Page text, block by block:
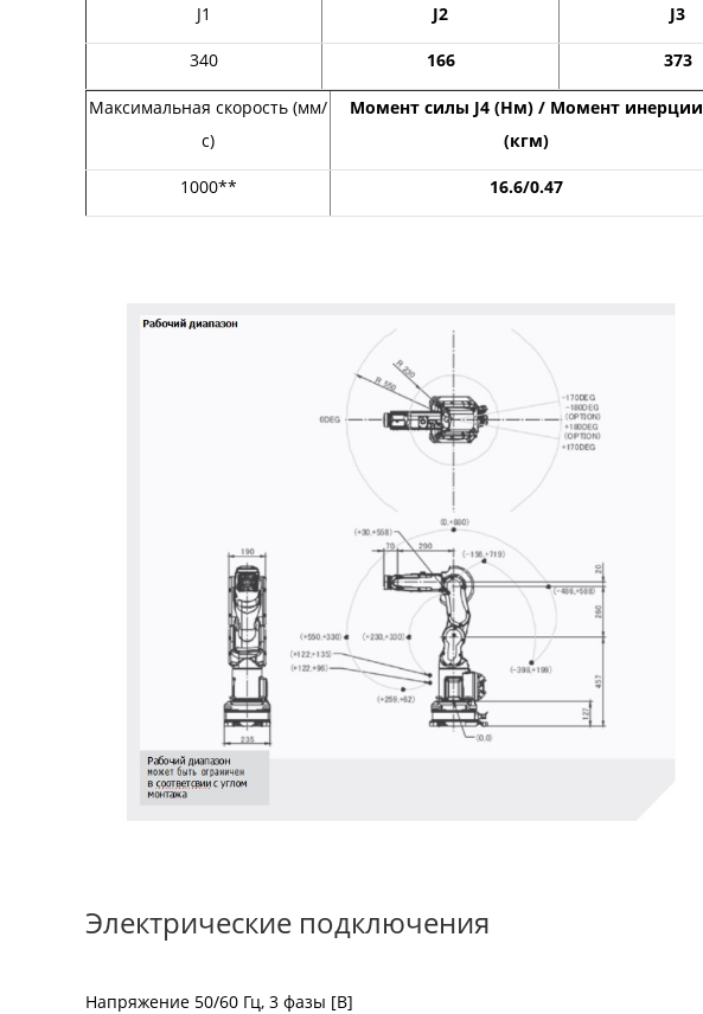
J1 J2 J3
340 166 373
Максимальная скорость (мм/
с)
Момент силы J4 (Нм) / Момент инерции
(кгм)
1000** 16.6/0.47
Электрические подключения
Напряжение 50/60 Гц, 3 фазы [В]